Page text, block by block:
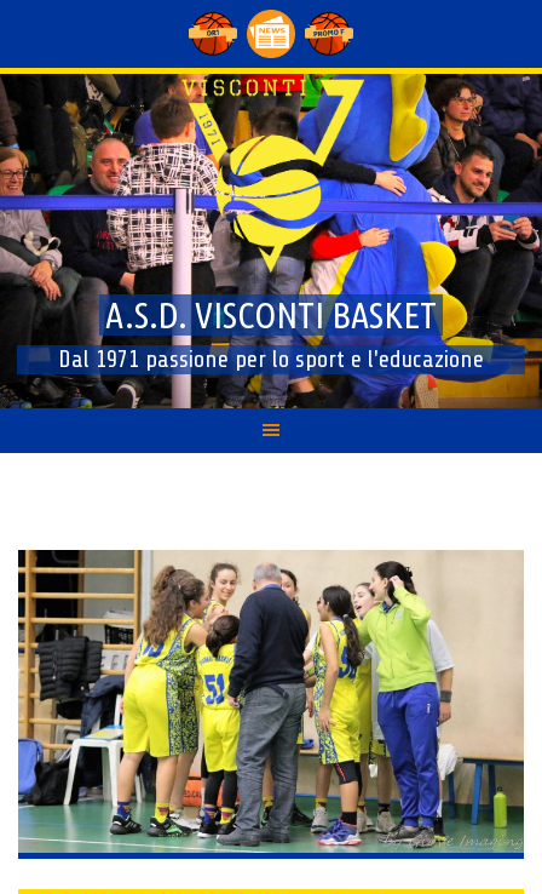
content
A.S.D. VISCONTI BASKET
Dal 1971 passione per lo sport e l'educazione